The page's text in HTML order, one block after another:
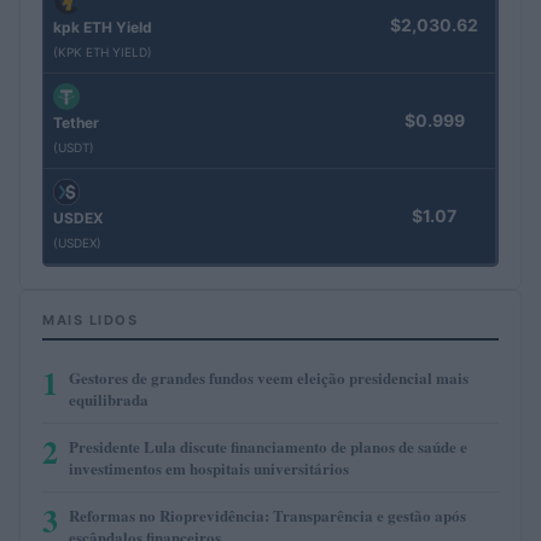
kpk ETH Yield
(KPK ETH YIELD)
$2,030.62
Tether
(USDT)
$0.999
USDEX
(USDEX)
$1.07
MAIS LIDOS
1
Gestores de grandes fundos veem eleição presidencial mais
equilibrada
2 Presidente Lula discute financiamento de planos de saúde e
investimentos em hospitais universitários
3 Reformas no Rioprevidência: Transparência e gestão após